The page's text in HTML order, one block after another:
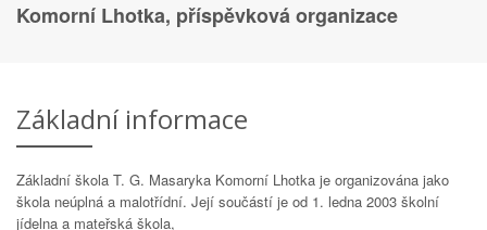
Komorní Lhotka, příspěvková organizace
Základní informace
Základní škola T. G. Masaryka Komorní Lhotka je organizována jako
škola neúplná a malotřídní. Její součástí je od 1. ledna 2003 školní
jídelna a mateřská škola,